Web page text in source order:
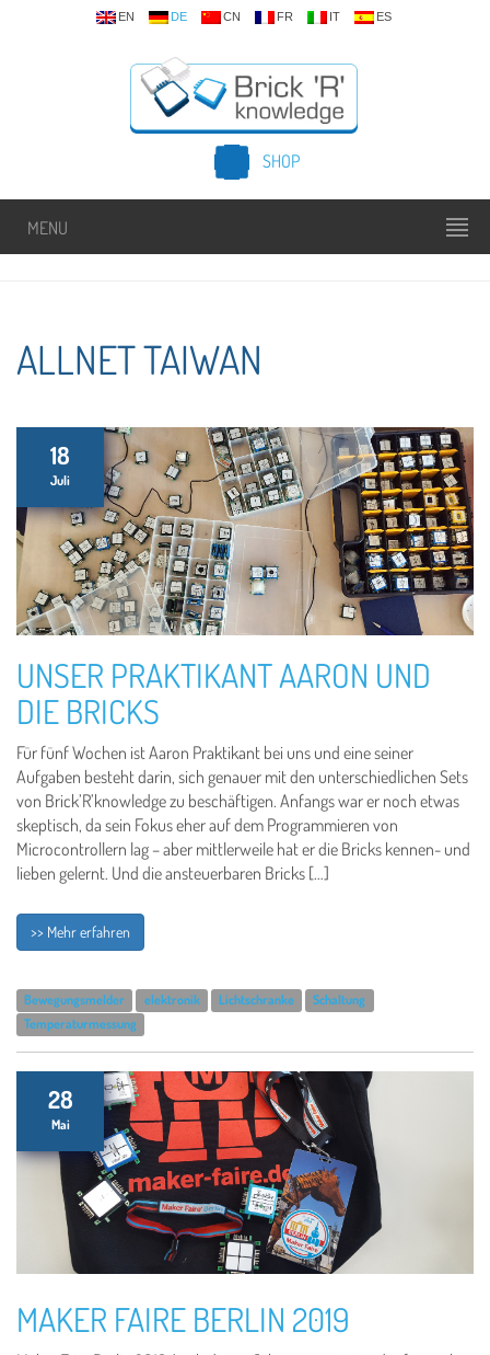
EN DE CN FR IT ES
SHOP
MENU
ALLNET TAIWAN
18
Juli
UNSER PRAKTIKANT AARON UND
DIE BRICKS
Für fünf Wochen ist Aaron Praktikant bei uns und eine seiner
Aufgaben besteht darin, sich genauer mit den unterschiedlichen Sets
von Brick’R’knowledge zu beschäftigen. Anfangs war er noch etwas
skeptisch, da sein Fokus eher auf dem Programmieren von
Microcontrollern lag – aber mittlerweile hat er die Bricks kennen- und
lieben gelernt. Und die ansteuerbaren Bricks […]
>> Mehr erfahren
Bewegungsmelder elektronik Lichtschranke
Schaltung
Temperaturmessung
28
Mai
MAKER FAIRE BERLIN 2019